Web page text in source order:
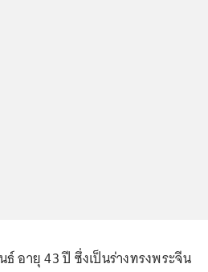
อายุ 43 ปี ซึ่งเป็นร่างทรงพระจีน